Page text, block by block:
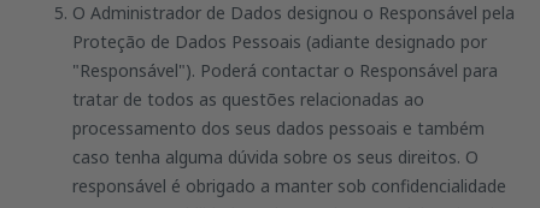
O Administrador de Dados designou o Responsável pela
Proteção de Dados Pessoais (adiante designado por
"Responsável"). Poderá contactar o Responsável para
tratar de todos as questões relacionadas ao
processamento dos seus dados pessoais e também
caso tenha alguma dúvida sobre os seus direitos. O
responsável é obrigado a manter sob confidencialidade